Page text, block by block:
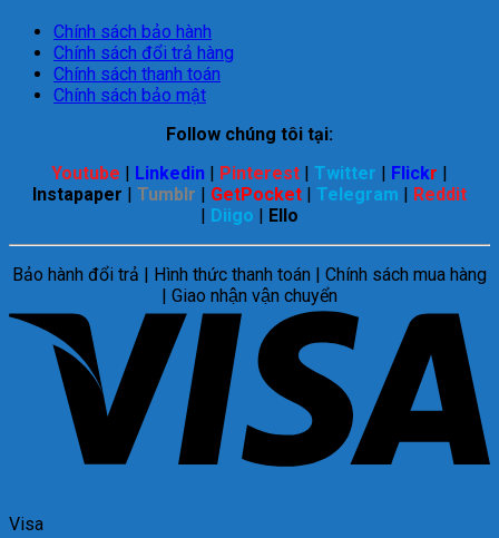
Chính sách bảo hành
Chính sách đổi trả hàng
Chính sách thanh toán
Chính sách bảo mật
Follow chúng tôi tại:
Youtube | Linkedin | Pinterest | Twitter | Flickr |
Instapaper | Tumblr | GetPocket | Telegram | Reddit
| Diigo | Ello
Bảo hành đổi trả | Hình thức thanh toán | Chính sách mua hàng
| Giao nhận vận chuyển
Visa